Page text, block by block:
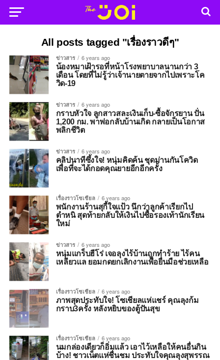
All posts tagged "เรื่องราวดีๆ"
ข่าวสาร 6 years ago
น้องหมาเฝ้ารอที่หน้าโรงพยาบาลนานกว่า 3
เดือน โดยที่ไม่รู้ว่าเจ้านายตายจากไปเพราะโค
วิด-19
ข่าวสาร 6 years ago
กราบหัวใจ ลูกสาวสละเงินเก็บ-ซื้อจักรยาน ปั่น
1,200 กม. พาพ่อกลับบ้านเกิด กลายเป็นโอกาส
พลิกชีวิต
ข่าวสาร 6 years ago
คลิปนาทีซึ้งใจ! หนุ่มคิดค้น ชุดม่านกันโควิด
เพื่อที่จะได้กอดคุณยายอีกอีกครั้ง
เรื่องราวโซเชียล 6 years ago
พนักงานร้านสุกี้ใจแป้ว นึกว่าลูกค้าเรียกไป
ตำหนิ สุดท้ายกลับให้เงินไปซื้อรองเท้านักเรียน
ใหม่
ข่าวสาร 6 years ago
หนุ่มแกร็บฮีโร่ เจอลุงไร้บ้านถูกทำร้าย ไร้คน
เหลียวแล ยอมกดยกเลิกงานเพื่อยื่นมือช่วยเหลือ
เรื่องราวโซเชียล 6 years ago
ภาพสุดประทับใจ! โซเชียลแห่แชร์ คุณลุงก้ม
กราบ3ครั้ง หลังหยิบของตู้ปันสุข
เรื่องราวโซเชียล 6 years ago
นมกล่องเดียวก็อิ่มแล้ว เอาไว้เหลือให้คนอื่นกิน
บ้าง! ชาวเน็ตแห่ชื่นชม ประทับใจคุณลุงสุพรรณ